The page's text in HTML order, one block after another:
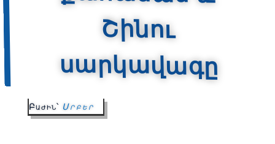
սարկավագը
Բաժին՝ Սրբեր